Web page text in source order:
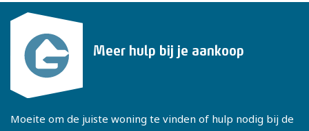
Meer hulp bij je aankoop
Moeite om de juiste woning te vinden of hulp nodig bij de